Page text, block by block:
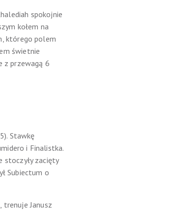
spokojnie
kołem na
którego polem
świetnie
z przewagą 6
Stawkę
i Finalistka.
stoczyły zacięty
Subiectum o
trenuje Janusz